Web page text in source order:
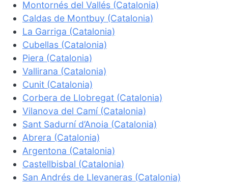
Montornés del Vallés (Catalonia)
Caldas de Montbuy (Catalonia)
La Garriga (Catalonia)
Cubellas (Catalonia)
Piera (Catalonia)
Vallirana (Catalonia)
Cunit (Catalonia)
Corbera de Llobregat (Catalonia)
Vilanova del Camí (Catalonia)
Sant Sadurní d’Anoia (Catalonia)
Abrera (Catalonia)
Argentona (Catalonia)
Castellbisbal (Catalonia)
San Andrés de Llevaneras (Catalonia)